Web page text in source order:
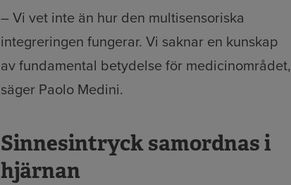
– Vi vet inte än hur den multisensoriska
integreringen fungerar. Vi saknar en kunskap
av fundamental betydelse för medicinområdet,
säger Paolo Medini.
Sinnesintryck samordnas i
hjärnan